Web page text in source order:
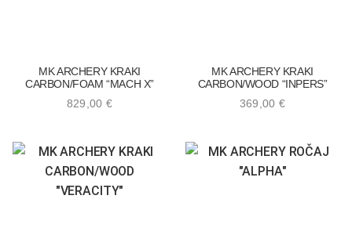
829,00 €
MK ARCHERY KRAKI
CARBON/FOAM “MACH X”
369,00 €
MK ARCHERY KRAKI
CARBON/WOOD “INPERS”